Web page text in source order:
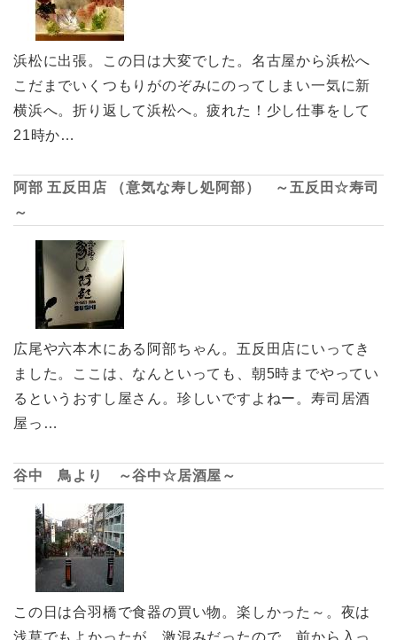
浜松に出張。この日は大変でした。名古屋から浜松へ
こだまでいくつもりがのぞみにのってしまい一気に新
横浜へ。折り返して浜松へ。疲れた！少し仕事をして
21時か…
阿部 五反田店 （意気な寿し処阿部） ～五反田☆寿司
～
広尾や六本木にある阿部ちゃん。五反田店にいってき
ました。ここは、なんといっても、朝5時までやってい
るというおすし屋さん。珍しいですよねー。寿司居酒
屋っ…
谷中 鳥より ～谷中☆居酒屋～
この日は合羽橋で食器の買い物。楽しかった～。夜は